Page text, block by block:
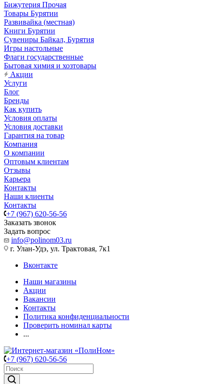
Бижутерия Прочая
Товары Бурятии
Развивайка (местная)
Книги Бурятии
Сувениры Байкал, Бурятия
Игры настольные
Флаги государственные
Бытовая химия и хозтовары
Акции
Услуги
Блог
Бренды
Как купить
Условия оплаты
Условия доставки
Гарантия на товар
Компания
О компании
Оптовым клиентам
Отзывы
Карьера
Контакты
Наши клиенты
Контакты
+7 (967) 620-56-56
Заказать звонок
Задать вопрос
info@polinom03.ru
г. Улан-Удэ, ул. Трактовая, 7к1
Вконтакте
Наши магазины
Акции
Вакансии
Контакты
Политика конфиденциальности
Проверить номинал карты
...
+7 (967) 620-56-56